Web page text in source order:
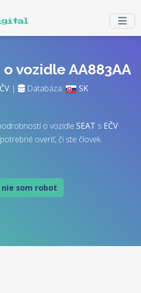
vozidle AA883AA
| Databáza: SK
o vozidle SEAT s EČV
overiť, či ste človek.
nie som robot